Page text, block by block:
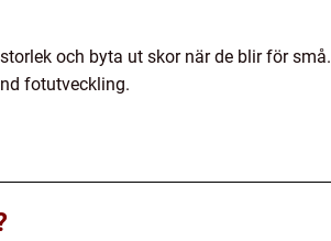
och byta ut skor när de blir för små.
fotutveckling.